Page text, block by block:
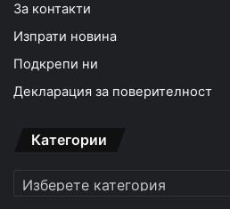
За контакти
Изпрати новина
Подкрепи ни
Декларация за поверителност
Категории
Категории